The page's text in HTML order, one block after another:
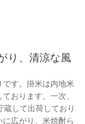
り、清涼な風
す。掛米は内地米
おります。一次、
蔵して出荷しており
広がり、米焼酎ら